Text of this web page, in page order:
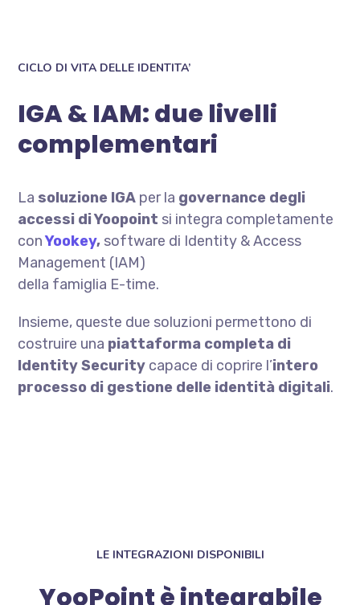
CICLO DI VITA DELLE IDENTITA’
IGA & IAM: due livelli
complementari
La soluzione IGA per la governance degli
accessi di Yoopoint si integra completamente
con Yookey, software di Identity & Access
Management (IAM)
della famiglia E-time.
Insieme, queste due soluzioni permettono di
costruire una piattaforma completa di
Identity Security capace di coprire l’intero
processo di gestione delle identità digitali.
LE INTEGRAZIONI DISPONIBILI
YooPoint è integrabile